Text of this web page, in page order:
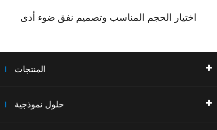
اختيار الحجم المناسب وتصميم نفق ضوء أدى
المنتجات
حلول نموذجية